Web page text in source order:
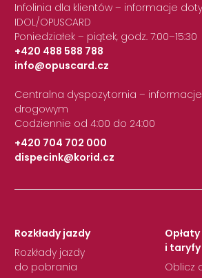
Infolinia dla klientów – informacje
IDOL/OPUSCARD
Poniedziałek – piątek, godz. 7:00–15:30
+420 488 588 788
|
info@opuscard.cz
Centralna dyspozytornia –
drogowym
Codziennie od 4:00 do 24:00
+420 704 702 000
|
dispecink@korid.cz
Rozkłady jazdy
Rozkłady jazdy
do pobrania
i taryfy
Oblicz